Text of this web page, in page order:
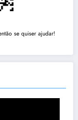
se quiser ajudar!